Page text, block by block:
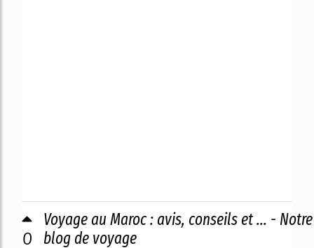
0
Voyage au Maroc : avis, conseils et ... - Notre
blog de voyage